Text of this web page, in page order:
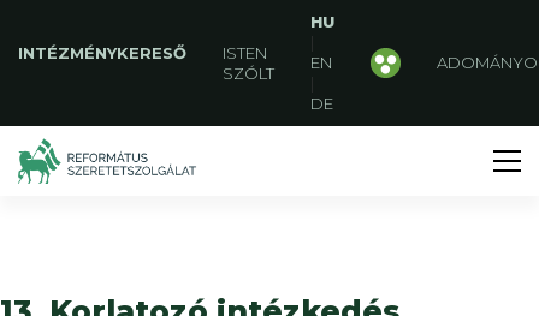
INTÉZMÉNYKERESŐ
ISTEN
SZÓLT
HU
|
EN
|
DE